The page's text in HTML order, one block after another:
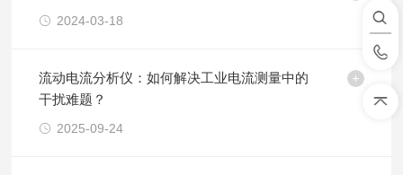
2024-03-18
流动电流分析仪：如何解决工业电流测量中的
干扰难题？
2025-09-24